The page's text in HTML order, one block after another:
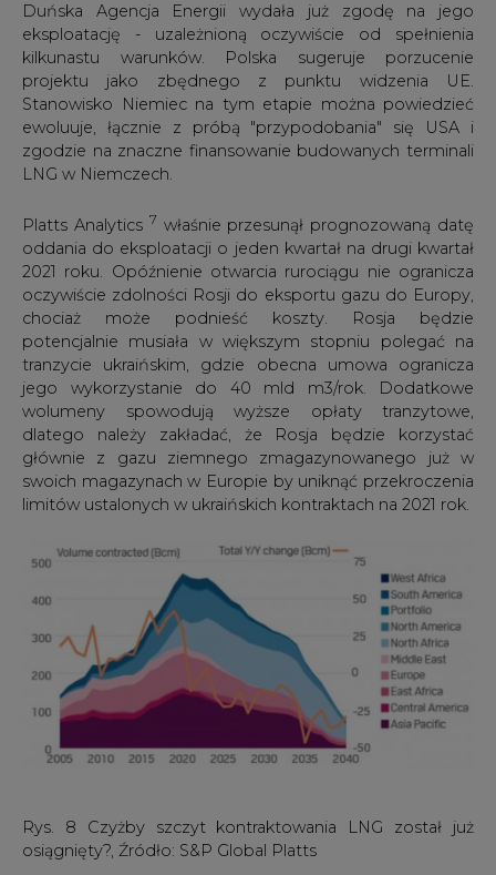
dlatego należy zakładać, że Rosja będzie korzystać
głównie z gazu ziemnego zmagazynowanego już w
swoich magazynach w Europie by uniknąć przekroczenia
limitów ustalonych w ukraińskich kontraktach na 2021 rok.
Rys. 8 Czyżby szczyt kontraktowania LNG został już
osiągnięty?, Źródło: S&P Global Platts
S&P Global Platts zadaje świetne pytania, bo "[...]rynek
LNG potrzebuje różnych opcji. Sprzedawcy nadal
aby zapewnić akcjonariuszom bezpieczeństwo
finansowe, a kupujący nadal potrzebują pewnego
zabezpieczenia dostaw, aby złagodzić obawy
regulacyjne dotyczące na przykład niepewności
gospodarek. Założenia definiujące każdą z tych koncepcji
zarówno dla kupujących (cena, pewność, termin) jak i dla
sprzedających (szukamy nabywcy) desperacko ewoluują,
a teraz jest idealny czas, aby spróbować pójść dalej.
Przeniesienie punktu ciężkości z "ile" i "jak długo" na
"kiedy" i "jaka pora roku" zapewnia lepsze rozwiązanie
kontraktów LNG na wyższy poziom ich rozwoju (vide
ropa naftowa) wiąże się z lepszym ich definiowaniem,